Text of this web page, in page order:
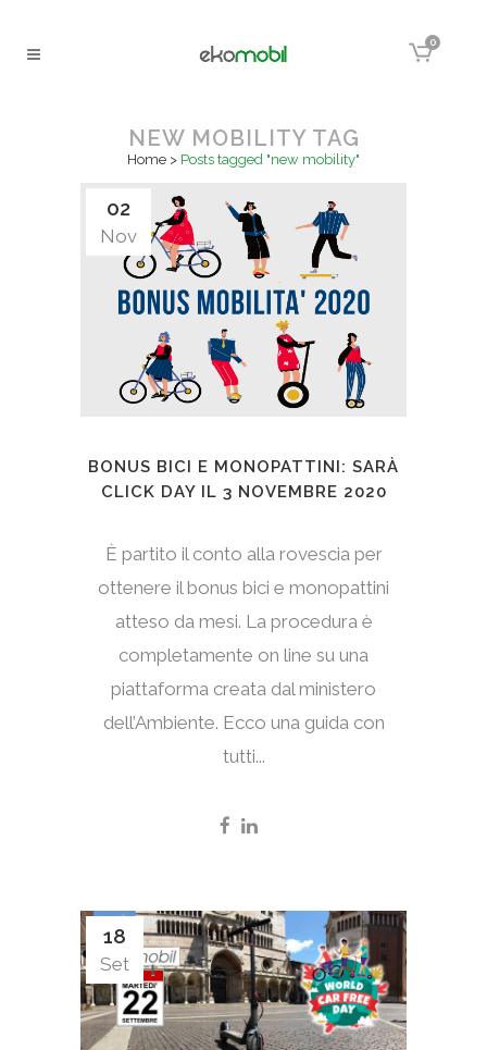
0
NEW MOBILITY TAG
Home > Posts tagged "new mobility"
02
Nov
BONUS BICI E MONOPATTINI: SARÀ
CLICK DAY IL 3 NOVEMBRE 2020
È partito il conto alla rovescia per
ottenere il bonus bici e monopattini
atteso da mesi. La procedura è
completamente on line su una
piattaforma creata dal ministero
dell’Ambiente. Ecco una guida con
tutti...
18
Set